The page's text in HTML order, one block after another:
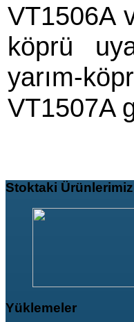
VT1506A
köprü
yarım-
VT1507A
Stoktaki Ürünlerimiz
Yüklemeler